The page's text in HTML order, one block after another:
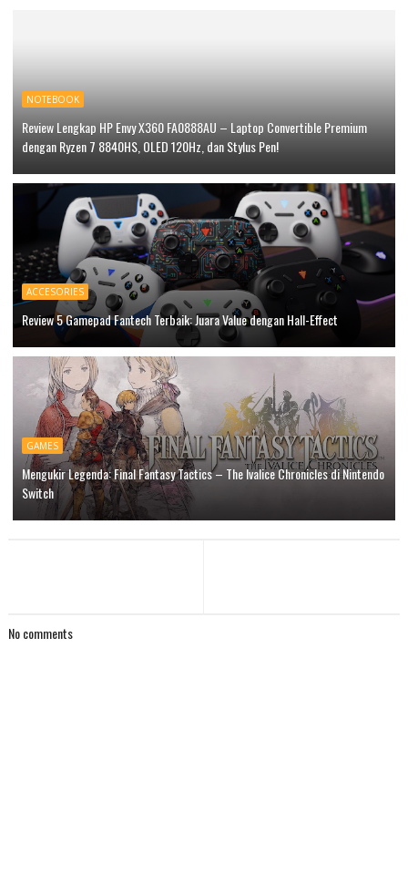
NOTEBOOK
Review Lengkap HP Envy X360 FA0888AU – Laptop Convertible Premium
dengan Ryzen 7 8840HS, OLED 120Hz, dan Stylus Pen!
ACCESORIES
Review 5 Gamepad Fantech Terbaik: Juara Value dengan Hall-Effect
GAMES
Mengukir Legenda: Final Fantasy Tactics – The Ivalice Chronicles di Nintendo
Switch
No comments